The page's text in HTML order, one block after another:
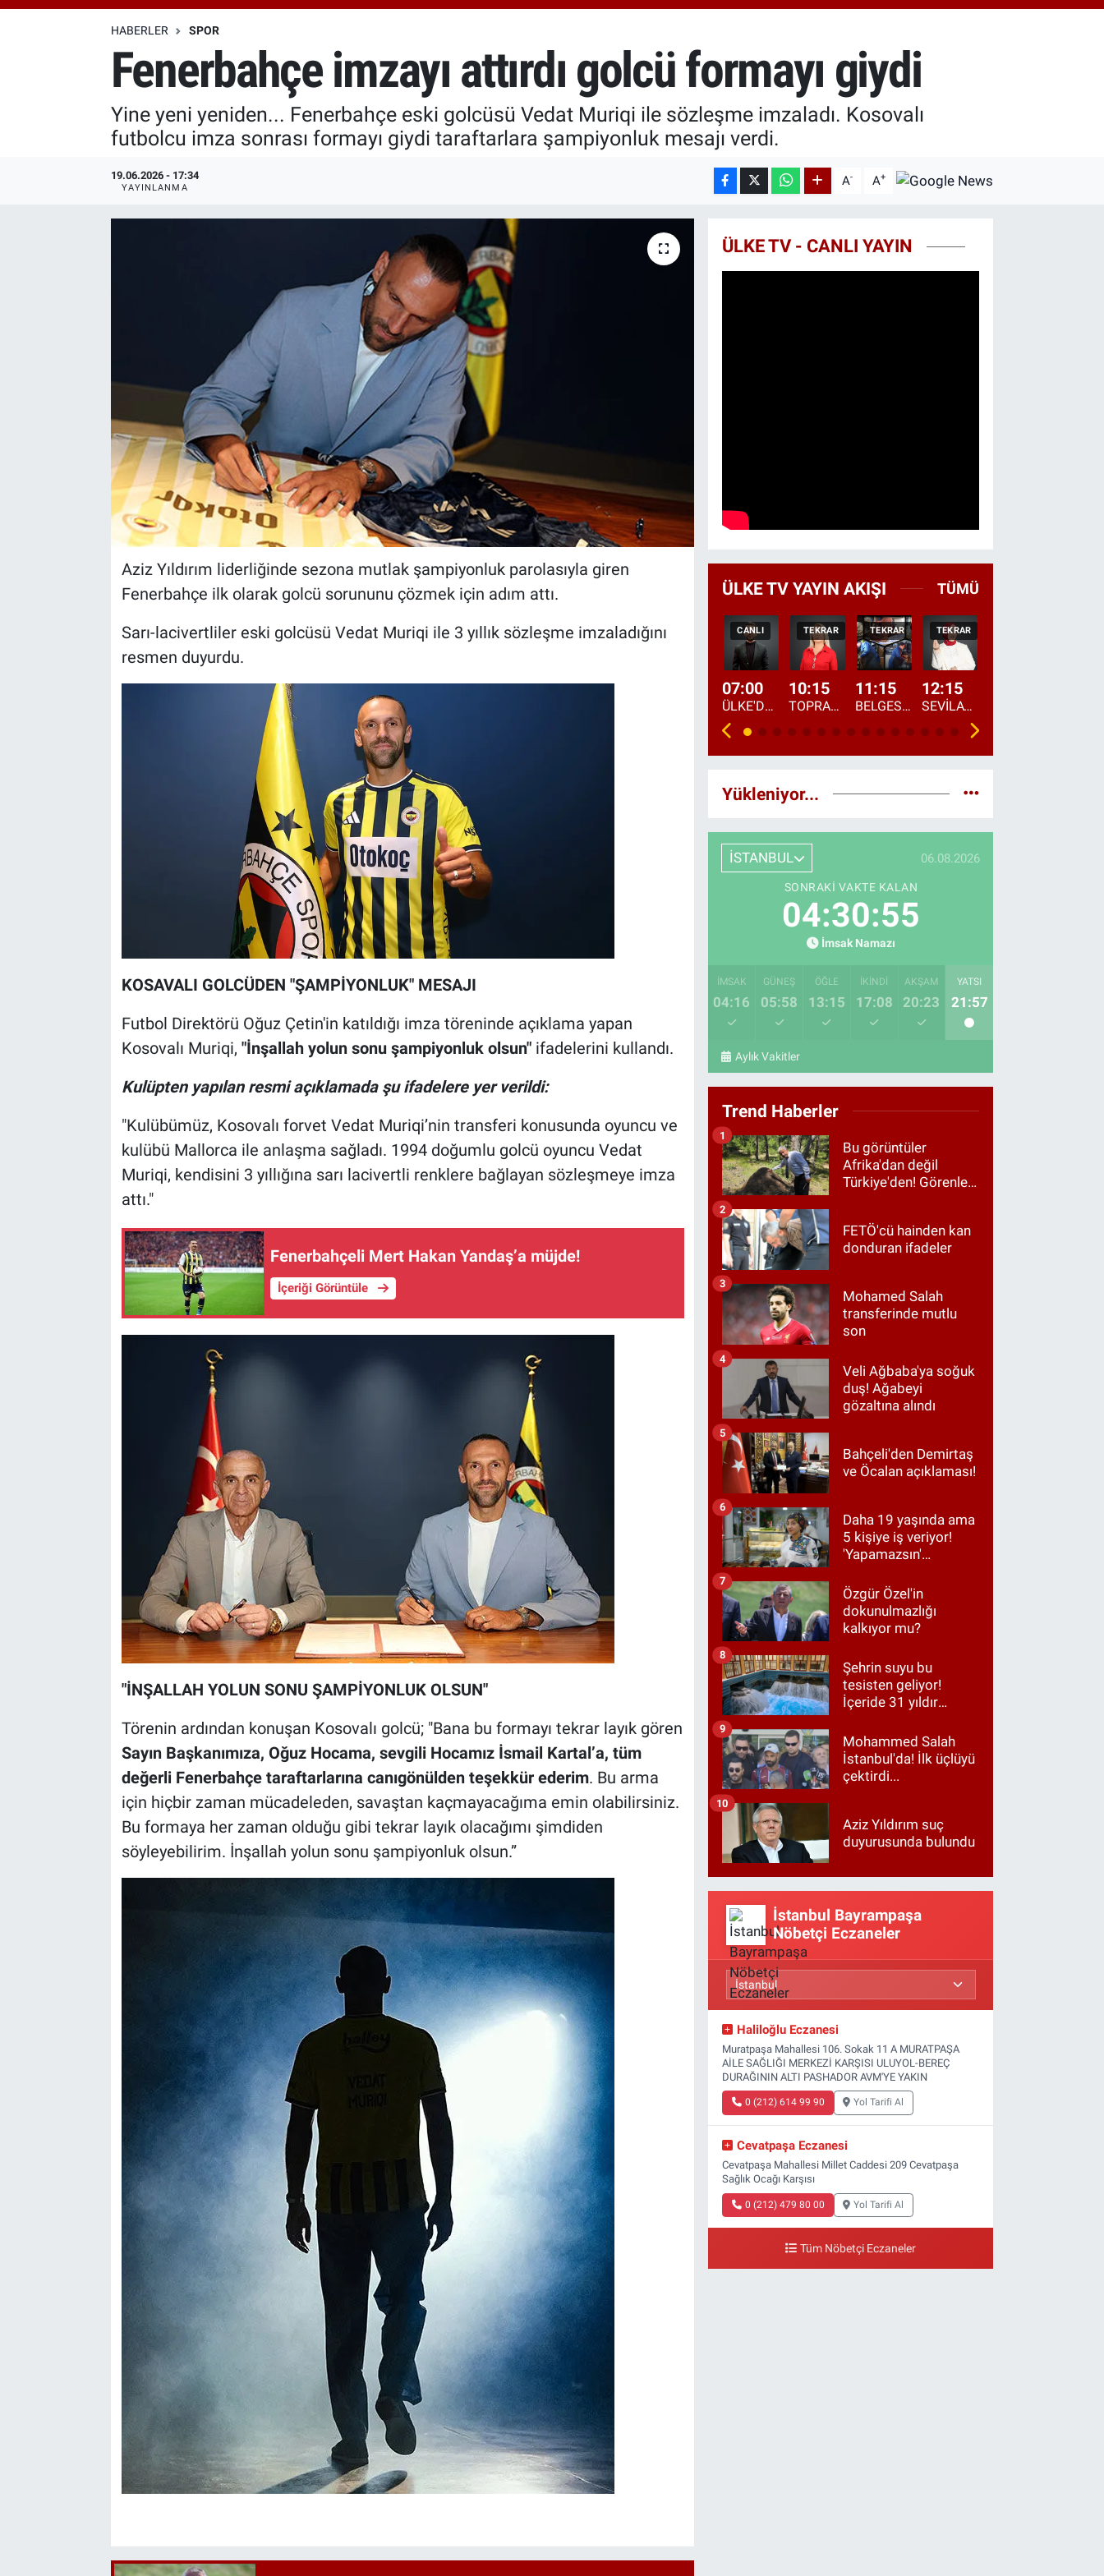
64.927,78
%1.32
HABERLER SPOR
Fenerbahçe imzayı attırdı golcü formayı giydi
Yine yeni yeniden... Fenerbahçe eski golcüsü Vedat Muriqi ile sözleşme imzaladı. Kosovalı
futbolcu imza sonrası formayı giydi taraftarlara şampiyonluk mesajı verdi.
19.06.2026 - 17:34
YAYINLANMA A- A+
Aziz Yıldırım liderliğinde sezona mutlak şampiyonluk parolasıyla giren
Fenerbahçe ilk olarak golcü sorununu çözmek için adım attı.
Sarı-lacivertliler eski golcüsü Vedat Muriqi ile 3 yıllık sözleşme imzaladığını
resmen duyurdu.
KOSAVALI GOLCÜDEN "ŞAMPİYONLUK" MESAJI
Futbol Direktörü Oğuz Çetin'in katıldığı imza töreninde açıklama yapan
Kosovalı Muriqi, "İnşallah yolun sonu şampiyonluk olsun" ifadelerini kullandı.
Kulüpten yapılan resmi açıklamada şu ifadelere yer verildi:
"Kulübümüz, Kosovalı forvet Vedat Muriqi’nin transferi konusunda oyuncu ve
kulübü Mallorca ile anlaşma sağladı. 1994 doğumlu golcü oyuncu Vedat
Muriqi, kendisini 3 yıllığına sarı lacivertli renklere bağlayan sözleşmeye imza
attı."
Fenerbahçeli Mert Hakan Yandaş’a müjde!
İçeriği Görüntüle
"İNŞALLAH YOLUN SONU ŞAMPİYONLUK OLSUN"
Törenin ardından konuşan Kosovalı golcü; "Bana bu formayı tekrar layık gören
Sayın Başkanımıza, Oğuz Hocama, sevgili Hocamız İsmail Kartal’a, tüm
değerli Fenerbahçe taraftarlarına canıgönülden teşekkür ederim. Bu arma
için hiçbir zaman mücadeleden, savaştan kaçmayacağıma emin olabilirsiniz.
Bu formaya her zaman olduğu gibi tekrar layık olacağımı şimdiden
söyleyebilirim. İnşallah yolun sonu şampiyonluk olsun.”
ÜLKE TV - CANLI YAYIN
ÜLKE TV YAYIN AKIŞI TÜMÜ
CANLI
07:00
ÜLKE'DE BU SABAH
TEKRAR
10:15
TOPRAKTAN SOFRAYA
TEKRAR
11:15
BELGESEL: "ÜLKE'NİN ALIN TERİ"
TEKRAR
12:15
SEVİLAY SUNGUR İLE ELİMİN BEREKETİ
Yükleniyor...
İSTANBUL 06.08.2026
SONRAKI VAKTE KALAN
04:30:54
İmsak Namazı
İMSAK
04:16
GÜNEŞ
05:58
ÖĞLE
13:15
İKINDI
17:08
AKŞAM
20:23
YATSI
21:57
Aylık Vakitler
Trend Haberler
Bu görüntüler
Afrika'dan değil
Türkiye'den! Görenler
1
FETÖ'cü hainden kan
donduran ifadeler
2
Mohamed Salah
transferinde mutlu
son
3
Veli Ağbaba'ya soğuk
duş! Ağabeyi
gözaltına alındı
4
Bahçeli'den Demirtaş
ve Öcalan açıklaması!
5
Daha 19 yaşında ama
5 kişiye iş veriyor!
'Yapamazsın'
cevap
6
Özgür Özel'in
dokunulmazlığı
kalkıyor mu?
7
Şehrin suyu bu
tesisten geliyor!
İçeride 31 yıldır
8
Mohammed Salah
İstanbul'da! İlk üçlüyü
çektirdi...
9
Aziz Yıldırım suç
duyurusunda bulundu
10
İstanbul Bayrampaşa
Nöbetçi Eczaneler
Haliloğlu Eczanesi
Muratpaşa Mahallesi 106. Sokak 11 A MURATPAŞA
AİLE SAĞLIĞI MERKEZİ KARŞISI ULUYOL-BEREÇ
DURAĞININ ALTI PASHADOR AVM'YE YAKIN
0 (212) 614 99 90 Yol Tarifi Al
Cevatpaşa Eczanesi
Cevatpaşa Mahallesi Millet Caddesi 209 Cevatpaşa
Sağlık Ocağı Karşısı
0 (212) 479 80 00 Yol Tarifi Al
Tüm Nöbetçi Eczaneler
Özel Haberler
Özel Haberler
Haber Arşivi